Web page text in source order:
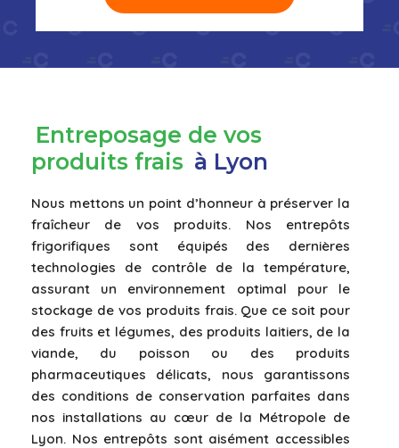
Entreposage de vos
produits frais à Lyon
Nous mettons un point d’honneur à préserver la
fraîcheur de vos produits. Nos entrepôts
frigorifiques sont équipés des dernières
technologies de contrôle de la température,
assurant un environnement optimal pour le
stockage de vos produits frais. Que ce soit pour
des fruits et légumes, des produits laitiers, de la
viande, du poisson ou des produits
pharmaceutiques délicats, nous garantissons
des conditions de conservation parfaites dans
nos installations au cœur de la Métropole de
Lyon. Nos entrepôts sont aisément accessibles